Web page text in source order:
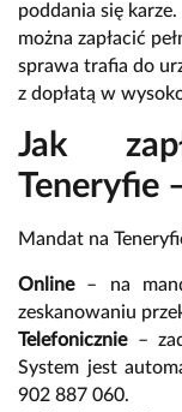
poddania się
można zapłacić
sprawa trafia do
z dopłatą w
Jak
Teneryfie
Mandat na
Online– na
zeskanowaniu
Telefonicznie–
System jest
902 887 060.